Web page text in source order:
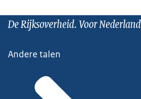
De Rijksoverheid. Voor Nederland
Andere talen